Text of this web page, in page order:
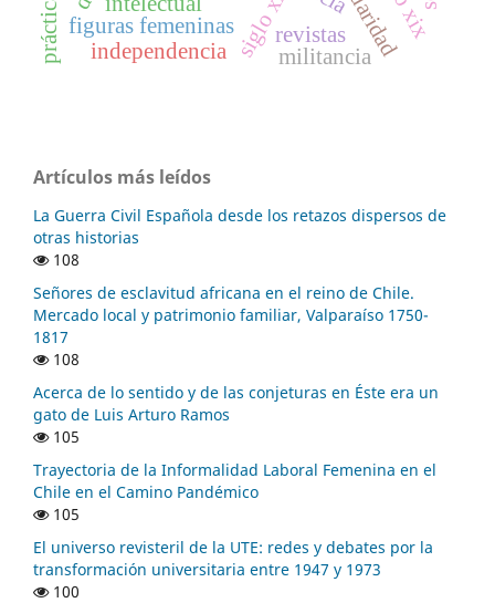
figuras femeninassiglo xxrevistas
independencia militancia
Artículos más leídos
La Guerra Civil Española desde los retazos dispersos de
otras historias
108
Señores de esclavitud africana en el reino de Chile.
Mercado local y patrimonio familiar, Valparaíso 1750-
1817
108
Acerca de lo sentido y de las conjeturas en Éste era un
gato de Luis Arturo Ramos
105
Trayectoria de la Informalidad Laboral Femenina en el
Chile en el Camino Pandémico
105
El universo revisteril de la UTE: redes y debates por la
transformación universitaria entre 1947 y 1973
100